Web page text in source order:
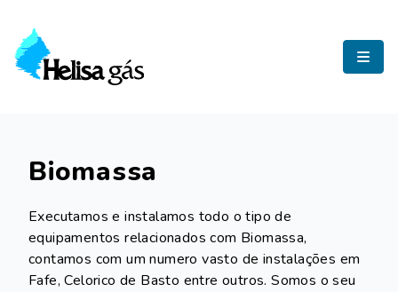
Helisa Gás
Biomassa
Executamos e instalamos todo o tipo de
equipamentos relacionados com Biomassa,
contamos com um numero vasto de instalações em
Fafe, Celorico de Basto entre outros. Somos o seu